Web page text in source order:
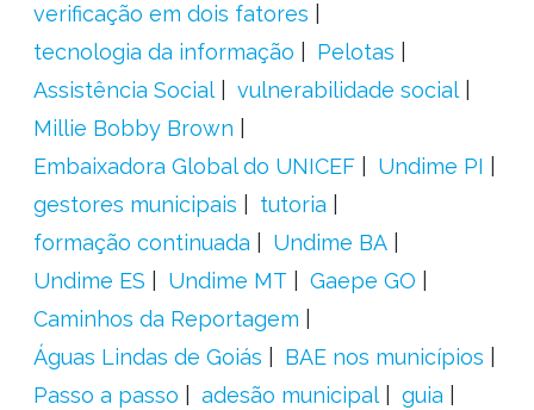
verificação em dois fatores
tecnologia da informação
Pelotas
Assistência Social
vulnerabilidade social
Millie Bobby Brown
Embaixadora Global do UNICEF
Undime PI
gestores municipais
tutoria
formação continuada
Undime BA
Undime ES
Undime MT
Gaepe GO
Caminhos da Reportagem
Águas Lindas de Goiás
BAE nos municípios
Passo a passo
adesão municipal
guia